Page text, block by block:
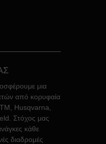
μια
από κορυφαία
Husqvarna,
Στόχος μας
κάθε
διαδρομές